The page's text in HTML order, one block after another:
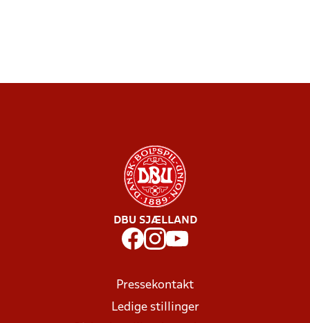
DBU SJÆLLAND
Pressekontakt
Ledige stillinger